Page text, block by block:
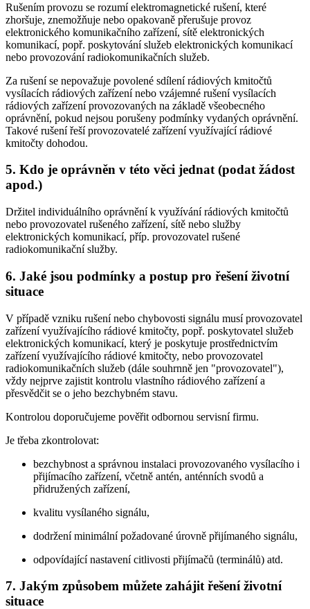
Rušením provozu se rozumí elektromagnetické rušení, které
zhoršuje, znemožňuje nebo opakovaně přerušuje provoz
elektronického komunikačního zařízení, sítě elektronických
komunikací, popř. poskytování služeb elektronických komunikací
nebo provozování radiokomunikačních služeb.
Za rušení se nepovažuje povolené sdílení rádiových kmitočtů
vysílacích rádiových zařízení nebo vzájemné rušení vysílacích
rádiových zařízení provozovaných na základě všeobecného
oprávnění, pokud nejsou porušeny podmínky vydaných oprávnění.
Takové rušení řeší provozovatelé zařízení využívající rádiové
kmitočty dohodou.
5. Kdo je oprávněn v této věci jednat (podat žádost
apod.)
Držitel individuálního oprávnění k využívání rádiových kmitočtů
nebo provozovatel rušeného zařízení, sítě nebo služby
elektronických komunikací, příp. provozovatel rušené
radiokomunikační služby.
6. Jaké jsou podmínky a postup pro řešení životní
situace
V případě vzniku rušení nebo chybovosti signálu musí provozovatel
zařízení využívajícího rádiové kmitočty, popř. poskytovatel služeb
elektronických komunikací, který je poskytuje prostřednictvím
zařízení využívajícího rádiové kmitočty, nebo provozovatel
radiokomunikačních služeb (dále souhrnně jen "provozovatel"),
vždy nejprve zajistit kontrolu vlastního rádiového zařízení a
přesvědčit se o jeho bezchybném stavu.
Kontrolou doporučujeme pověřit odbornou servisní firmu.
Je třeba zkontrolovat:
bezchybnost a správnou instalaci provozovaného vysílacího i
přijímacího zařízení, včetně antén, anténních svodů a
přidružených zařízení,
kvalitu vysílaného signálu,
dodržení minimální požadované úrovně přijímaného signálu,
odpovídající nastavení citlivosti přijímačů (terminálů) atd.
7. Jakým způsobem můžete zahájit řešení životní
situace